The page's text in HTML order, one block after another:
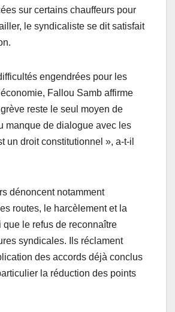
sur certains chauffeurs pour
le syndicaliste se dit satisfait
engendrées pour les
Fallou Samb affirme
reste le seul moyen de
manque de dialogue avec les
un droit constitutionnel », a-t-il
dénoncent notamment
routes, le harcèlement et la
que le refus de reconnaître
syndicales. Ils réclament
des accords déjà conclus
la réduction des points